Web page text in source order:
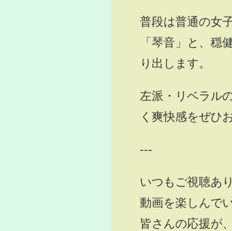
普段は普通の女
「琴音」と、穏
り出します。
左派・リベラル
く爽快感をぜひ
---
いつもご視聴あ
動画を楽しんで
皆さんの応援が